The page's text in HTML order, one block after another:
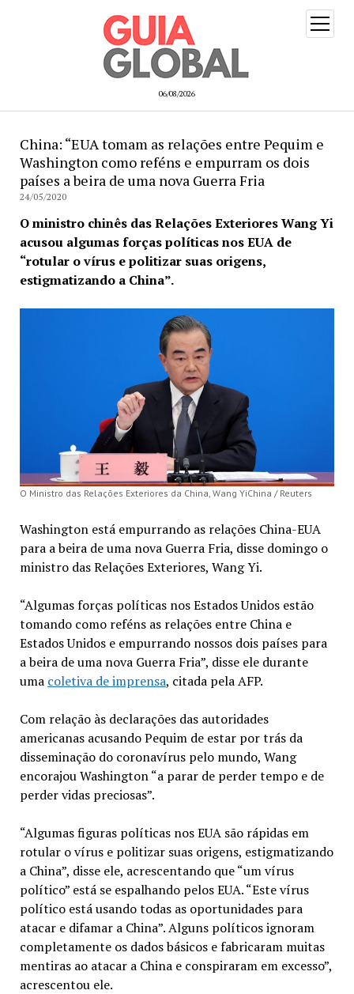
06/08/2026
open
menu
China: “EUA tomam as relações entre Pequim e
Washington como reféns e empurram os dois
países a beira de uma nova Guerra Fria
24/05/2020
O ministro chinês das Relações Exteriores Wang Yi
acusou algumas forças políticas nos EUA de
“rotular o vírus e politizar suas origens,
estigmatizando a China”.
O Ministro das Relações Exteriores da China, Wang YiChina / Reuters
Washington está empurrando as relações China-EUA
para a beira de uma nova Guerra Fria, disse domingo o
ministro das Relações Exteriores, Wang Yi.
“Algumas forças políticas nos Estados Unidos estão
tomando como reféns as relações entre China e
Estados Unidos e empurrando nossos dois países para
a beira de uma nova Guerra Fria”, disse ele durante
uma coletiva de imprensa, citada pela AFP.
Com relação às declarações das autoridades
americanas acusando Pequim de estar por trás da
disseminação do coronavírus pelo mundo, Wang
encorajou Washington “a parar de perder tempo e de
perder vidas preciosas”.
“Algumas figuras políticas nos EUA são rápidas em
rotular o vírus e politizar suas origens, estigmatizando
a China”, disse ele, acrescentando que “um vírus
político” está se espalhando pelos EUA. “Este vírus
político está usando todas as oportunidades para
atacar e difamar a China”. Alguns políticos ignoram
completamente os dados básicos e fabricaram muitas
mentiras ao atacar a China e conspiraram em excesso”,
acrescentou ele.